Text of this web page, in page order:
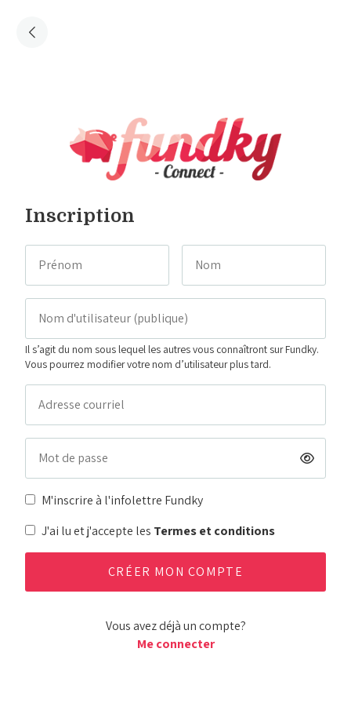
Inscription
Il s’agit du nom sous lequel les autres vous connaîtront sur Fundky.
Vous pourrez modifier votre nom d’utilisateur plus tard.
M'inscrire à l'infolettre Fundky
J'ai lu et j'accepte les Termes et conditions
Vous avez déjà un compte?
Me connecter